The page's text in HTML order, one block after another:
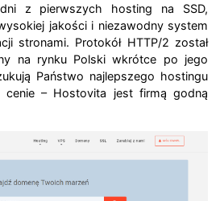
z pierwszych hosting na SSD,
jakości i niezawodny system
stronami. Protokół HTTP/2 został
na rynku Polski wkrótce po jego
Państwo najlepszego hostingu
– Hostovita jest firmą godną